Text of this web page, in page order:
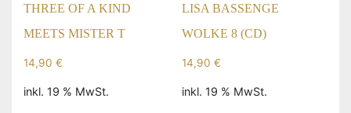
THREE OF A KIND
MEETS MISTER T
14,90 €
inkl. 19 % MwSt.
LISA BASSENGE
WOLKE 8 (CD)
14,90 €
inkl. 19 % MwSt.